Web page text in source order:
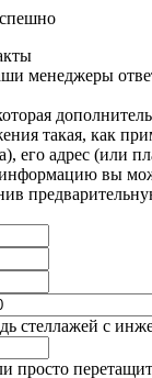
менеджеры
такая, как
его адрес (или
вы
стеллажей с
просто